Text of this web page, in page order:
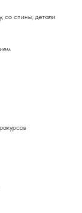
со спины; детали